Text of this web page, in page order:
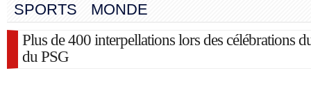
SPORTS
MONDE
Plus de 400 interpellations lors des célébrations
du PSG